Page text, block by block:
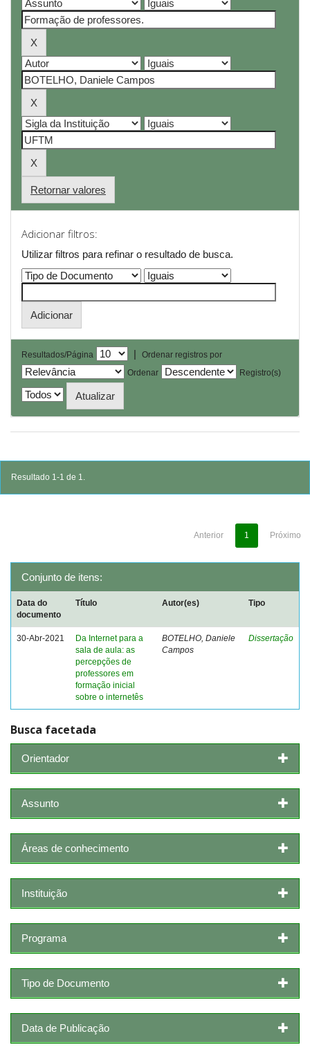
Retornar valores
Adicionar filtros:
Utilizar filtros para refinar o resultado de busca.
Resultados/Página |
Ordenar registros por
Ordenar
Registro(s)
Resultado 1-1 de 1.
Anterior 1 Próximo
Conjunto de itens:
Data do
documento
Título Autor(es) Tipo
30-Abr-2021
Da Internet para a
sala de aula: as
percepções de
professores em
formação inicial
sobre o internetês
BOTELHO, Daniele
Campos
Dissertação
Busca facetada
Orientador
Assunto
Áreas de conhecimento
Instituição
Programa
Tipo de Documento
Data de Publicação